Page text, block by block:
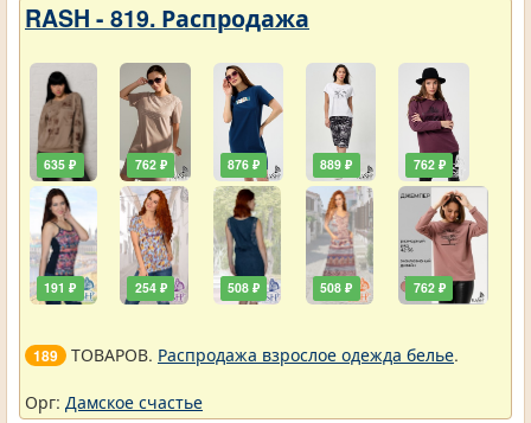
RASH - 819. Распродажа
635 ₽
191 ₽
762 ₽
254 ₽
876 ₽
508 ₽
889 ₽
508 ₽
762 ₽
762 ₽
189 ТОВАРОВ. Распродажа взрослое одежда белье.
Орг: Дамское счастье